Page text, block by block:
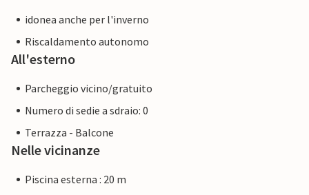
idonea anche per l'inverno
Riscaldamento autonomo
All'esterno
Parcheggio vicino/gratuito
Numero di sedie a sdraio: 0
Terrazza - Balcone
Nelle vicinanze
Piscina esterna : 20 m